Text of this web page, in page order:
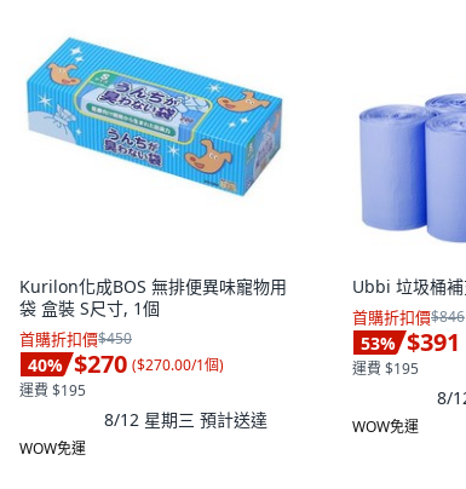
Kurilon化成BOS 無排便異味寵物用
袋 盒裝 S尺寸, 1個
首購折扣價$450
40% $270 ($270.00/1個)
運費 $195
8/12 星期三 預計送達
WOW免運
Ubbi 垃圾桶
首購折扣價$846
53% $391
運費 $195
8/
WOW免運